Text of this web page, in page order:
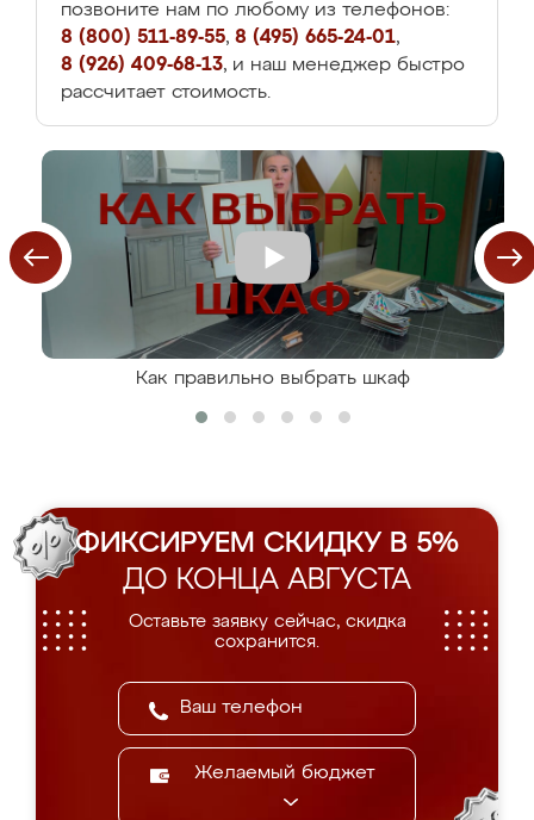
позвоните нам по любому из телефонов:
8 (800) 511-89-55, 8 (495) 665-24-01,
8 (926) 409-68-13, и наш менеджер быстро
рассчитает стоимость.
Как правильно выбрать шкаф
ФИКСИРУЕМ СКИДКУ В 5%
ДО КОНЦА АВГУСТА
Оставьте заявку сейчас, скидка
сохранится.
Желаемый бюджет